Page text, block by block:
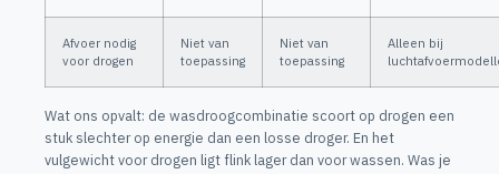
Afvoer nodig
voor drogen
Niet van
toepassing
Niet van
toepassing
Alleen bij
Wat ons opvalt: de wasdroogcombinatie scoort op drogen een
stuk slechter op energie dan een losse droger. En het
vulgewicht voor drogen ligt flink lager dan voor wassen. Was je